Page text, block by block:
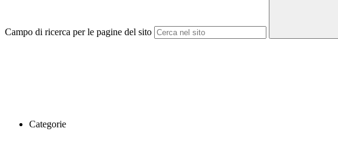
Campo di ricerca per le pagine del sito
Categorie